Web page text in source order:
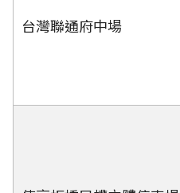
台灣聯通府中場